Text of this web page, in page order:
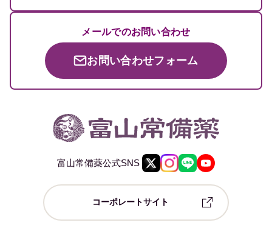
メールでのお問い合わせ
お問い合わせフォーム
富山常備薬公式SNS
コーポレートサイト